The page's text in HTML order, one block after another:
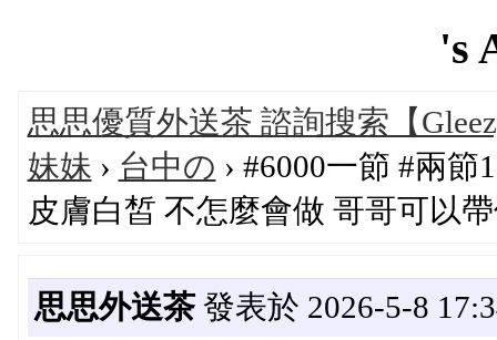
's
思思優質外送茶 諮詢搜索【
妹妹 › 台中の › #6000一節 #兩節
皮膚白皙 不怎麼會做 哥哥可以
思思外送茶發表於 2026-5-8